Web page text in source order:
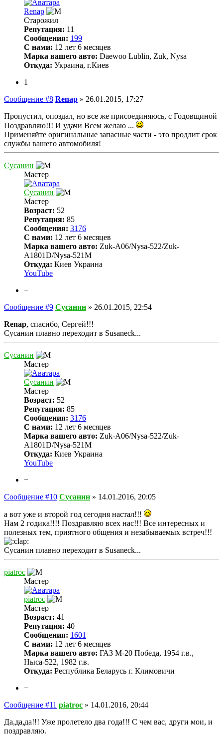
Renap
Старожил
Репутация: 11
Сообщения: 199
С нами: 12 лет 6 месяцев
Марка вашего авто: Daewoo Lublin, Zuk, Nysa
Откуда: Украина, г.Киев
1
Сообщение #8 Renap » 26.01.2015, 17:27
Пропустил, опоздал, но все же присоединяюсь, с Годовщиной
Поздравляю!!! И удачи Всем желаю ...
Применяйте оригинальные запасные части - это продлит срок
службы вашего автомобиля!
Сусанин
Мастер
Сусанин
Мастер
Возраст: 52
Репутация: 85
Сообщения: 3176
С нами: 12 лет 6 месяцев
Марка вашего авто: Zuk-A06/Nysa-522/Zuk-
A1801D/Nysa-521M
Откуда: Киев Украина
YouTube
−
Сообщение #9 Сусанин » 26.01.2015, 22:54
Renap, спасибо, Сергей!!!
Сусанин плавно переходит в Susaneck...
Сусанин
Мастер
Сусанин
Мастер
Возраст: 52
Репутация: 85
Сообщения: 3176
С нами: 12 лет 6 месяцев
Марка вашего авто: Zuk-A06/Nysa-522/Zuk-
A1801D/Nysa-521M
Откуда: Киев Украина
YouTube
−
Сообщение #10 Сусанин » 14.01.2016, 20:05
а вот уже и второй год сегодня настал!!!
Нам 2 годика!!!! Поздравляю всех нас!!! Все интересных и
полезных тем, приятного общения и незабываемых встреч!!!
Сусанин плавно переходит в Susaneck...
piatroc
Мастер
piatroc
Мастер
Возраст: 41
Репутация: 40
Сообщения: 1601
С нами: 12 лет 6 месяцев
Марка вашего авто: ГАЗ М-20 Победа, 1954 г.в.,
Ныса-522, 1982 г.в.
Откуда: Республика Беларусь г. Климовичи
−
Сообщение #11 piatroc » 14.01.2016, 20:44
Да,да,да!!! Уже пролетело два года!!! С чем вас, други мои, и
поздравляю.